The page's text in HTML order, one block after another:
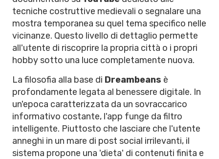
tecniche costruttive medievali o segnalare una
mostra temporanea su quel tema specifico nelle
vicinanze. Questo livello di dettaglio permette
all'utente di riscoprire la propria città o i propri
hobby sotto una luce completamente nuova.
La filosofia alla base di Dreambeans è
profondamente legata al benessere digitale. In
un'epoca caratterizzata da un sovraccarico
informativo costante, l'app funge da filtro
intelligente. Piuttosto che lasciare che l'utente
anneghi in un mare di post social irrilevanti, il
sistema propone una 'dieta' di contenuti finita e